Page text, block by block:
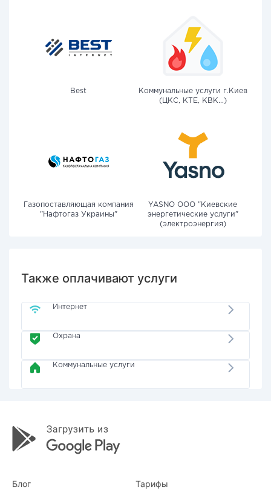
Best
Коммунальные услуги г.Киев
(ЦКС, КТЕ, КВК...)
Газопоставляющая компания
"Нафтогаз Украины"
YASNO OOO "Киевские
энергетические услуги"
(электроэнергия)
Также оплачивают услуги
Интернет
Охрана
Коммунальные услуги
Блог Тарифы